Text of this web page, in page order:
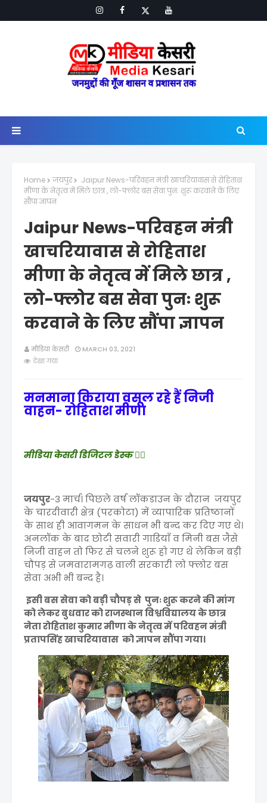
Home जयपुर
Jaipur News-परिवहन मंत्री खाचरियावास से रोहिताश
मीणा के नेतृत्व में मिले छात्र , लो-फ्लोर बस सेवा पुनः शुरू करवाने के लिए
सौंपा ज्ञापन
Jaipur News-परिवहन मंत्री
खाचरियावास से रोहिताश
मीणा के नेतृत्व में मिले छात्र ,
लो-फ्लोर बस सेवा पुनः शुरू
करवाने के लिए सौंपा ज्ञापन
मीडिया केसरी
MARCH 03, 2021
देखा गया
मनमाना किराया वसूल रहे हैं निजी
वाहन- रोहिताश मीणा
मीडिया केसरी डिजिटल डेस्क ✍🏻
जयपुर-3 मार्च। पिछले वर्ष लॉकडाउन के दौरान जयपुर
के चारदीवारी क्षेत्र (परकोटा) में व्यापारिक प्रतिष्ठानों
के साथ ही आवागमन के साधन भी बन्द कर दिए गए थे।
अनलॉक के बाद छोटी सवारी गाडियाँ व मिनी बस जैसे
निजी वाहन तो फिर से चलने शुरू हो गए थे लेकिन बड़ी
चौपड़ से जमवारामगढ़ वाली सरकारी लो फ्लोर बस
सेवा अभी भी बन्द है।
इसी बस सेवा को बड़ी चौपड़ से पुनः शुरू करने की मांग
को लेकर बुधवार को राजस्थान विश्वविद्यालय के छात्र
नेता रोहिताश कुमार मीणा के नेतृत्व में परिवहन मंत्री
प्रतापसिंह खाचरियावास को ज्ञापन सौंपा गया।